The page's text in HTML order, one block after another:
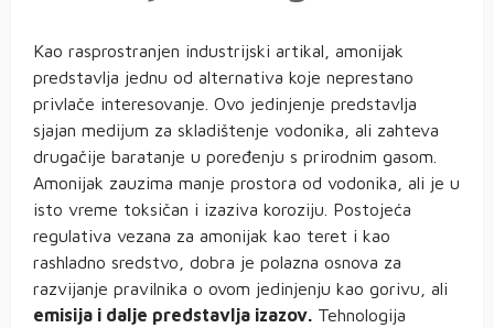
Kao rasprostranjen industrijski artikal, amonijak
predstavlja jednu od alternativa koje neprestano
privlače interesovanje. Ovo jedinjenje predstavlja
sjajan medijum za skladištenje vodonika, ali zahteva
drugačije baratanje u poređenju s prirodnim gasom.
Amonijak zauzima manje prostora od vodonika, ali je u
isto vreme toksičan i izaziva koroziju. Postojeća
regulativa vezana za amonijak kao teret i kao
rashladno sredstvo, dobra je polazna osnova za
razvijanje pravilnika o ovom jedinjenju kao gorivu, ali
emisija i dalje predstavlja izazov. Tehnologija